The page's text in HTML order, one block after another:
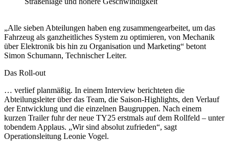
„Alle sieben Abteilungen haben eng zusammengearbeitet, um das
Fahrzeug als ganzheitliches System zu optimieren, von Mechanik
über Elektronik bis hin zu Organisation und Marketing“ betont
Simon Schumann, Technischer Leiter.
Das Roll-out
… verlief planmäßig. In einem Interview berichteten die
Abteilungsleiter über das Team, die Saison-Highlights, den Verlauf
der Entwicklung und die einzelnen Baugruppen. Nach einem
kurzen Trailer fuhr der neue TY25 erstmals auf dem Rollfeld – unter
tobendem Applaus. „Wir sind absolut zufrieden“, sagt
Operationsleitung Leonie Vogel.